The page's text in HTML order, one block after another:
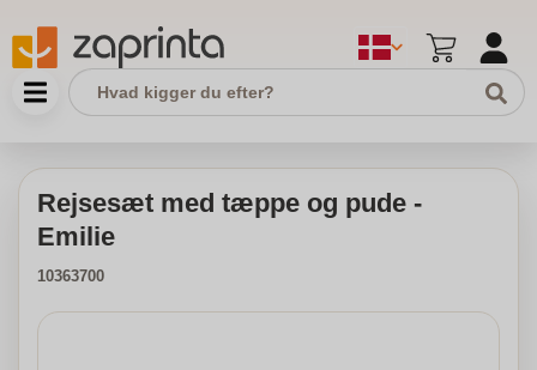
Rejsesæt med tæppe og pude -
Emilie
10363700